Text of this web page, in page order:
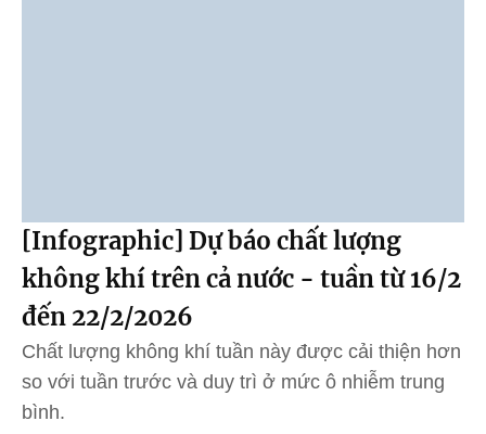
[Infographic] Dự báo chất lượng
không khí trên cả nước - tuần từ 16/2
đến 22/2/2026
Chất lượng không khí tuần này được cải thiện hơn
so với tuần trước và duy trì ở mức ô nhiễm trung
bình.